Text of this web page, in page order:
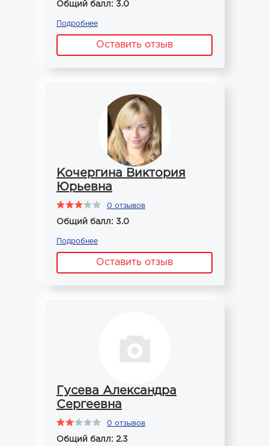
Общий балл: 3.0
Подробнее
Оставить отзыв
Кочергина Виктория
Юрьевна
0 отзывов
Общий балл: 3.0
Подробнее
Оставить отзыв
Гусева Александра
Сергеевна
0 отзывов
Общий балл: 2.3